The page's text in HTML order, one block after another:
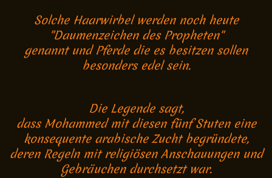
Solche Haarwirbel werden noch heute
"Daumenzeichen des Propheten"
genannt und Pferde die es besitzen sollen
besonders edel sein.
Die Legende sagt,
dass Mohammed mit diesen fünf Stuten eine
konsequente arabische Zucht begründete,
deren Regeln mit religiösen Anschauungen und
Gebräuchen durchsetzt war.